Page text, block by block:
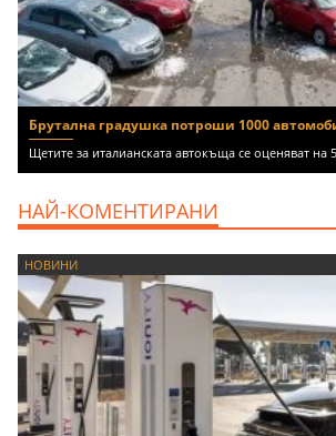
Брутална градушка потроши 1000
Щетите за италианската автокъща се оценяват на
НАЙ-КОМЕНТИРАНИ
НОВИНИ